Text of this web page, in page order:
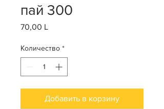
пай 300
70,00 LЦена
Количество *
Добавить в корзину